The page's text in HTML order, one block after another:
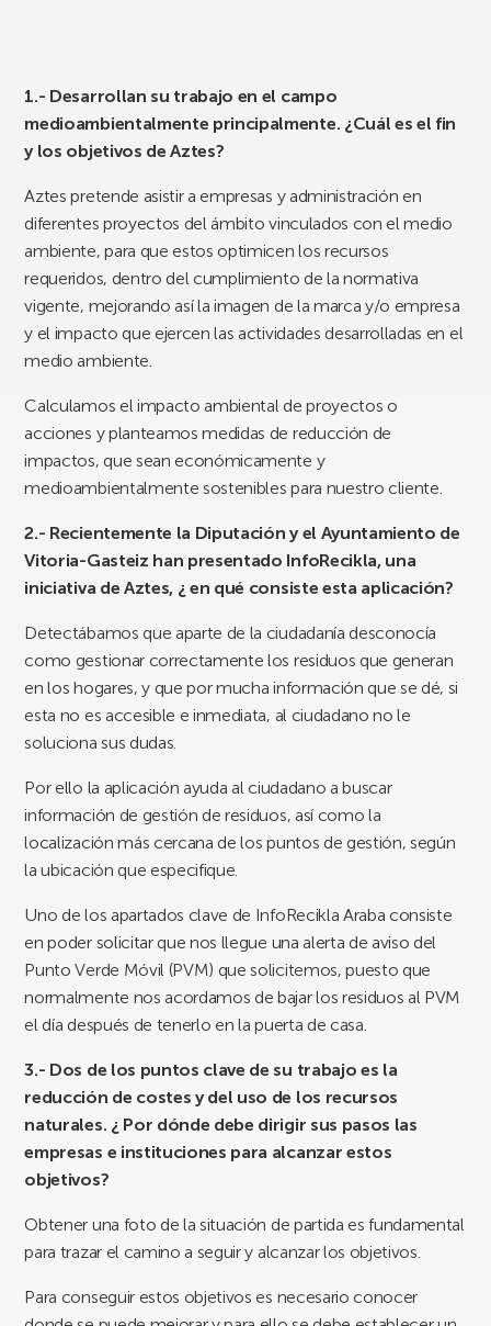
1.- Desarrollan su trabajo en el campo
medioambientalmente principalmente. ¿Cuál es el fin
y los objetivos de Aztes?
Aztes pretende asistir a empresas y administración en
diferentes proyectos del ámbito vinculados con el medio
ambiente, para que estos optimicen los recursos
requeridos, dentro del cumplimiento de la normativa
vigente, mejorando así la imagen de la marca y/o empresa
y el impacto que ejercen las actividades desarrolladas en el
medio ambiente.
Calculamos el impacto ambiental de proyectos o
acciones y planteamos medidas de reducción de
impactos, que sean económicamente y
medioambientalmente sostenibles para nuestro cliente.
2.- Recientemente la Diputación y el Ayuntamiento de
Vitoria-Gasteiz han presentado InfoRecikla, una
iniciativa de Aztes, ¿ en qué consiste esta aplicación?
Detectábamos que aparte de la ciudadanía desconocía
como gestionar correctamente los residuos que generan
en los hogares, y que por mucha información que se dé, si
esta no es accesible e inmediata, al ciudadano no le
soluciona sus dudas.
Por ello la aplicación ayuda al ciudadano a buscar
información de gestión de residuos, así como la
localización más cercana de los puntos de gestión, según
la ubicación que especifique.
Uno de los apartados clave de InfoRecikla Araba consiste
en poder solicitar que nos llegue una alerta de aviso del
Punto Verde Móvil (PVM) que solicitemos, puesto que
normalmente nos acordamos de bajar los residuos al PVM
el día después de tenerlo en la puerta de casa.
3.- Dos de los puntos clave de su trabajo es la
reducción de costes y del uso de los recursos
naturales. ¿ Por dónde debe dirigir sus pasos las
empresas e instituciones para alcanzar estos
objetivos?
Obtener una foto de la situación de partida es fundamental
para trazar el camino a seguir y alcanzar los objetivos.
Para conseguir estos objetivos es necesario conocer